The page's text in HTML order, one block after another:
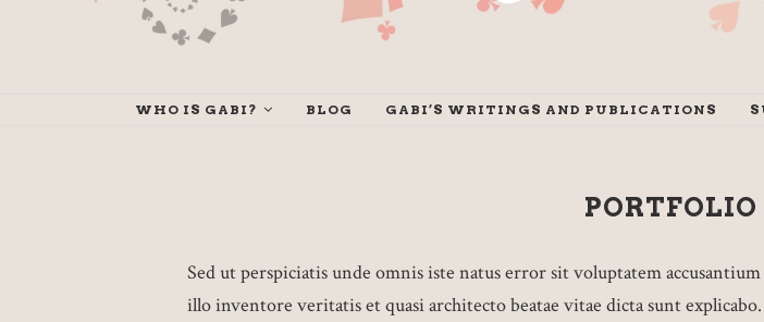
WHO IS GABI? BLOG GABI’S WRITINGS AND PUBLICATIONS
PORTFOLIO
Sed ut perspiciatis unde omnis iste natus error sit voluptatem
illo inventore veritatis et quasi architecto beatae vitae dicta sunt